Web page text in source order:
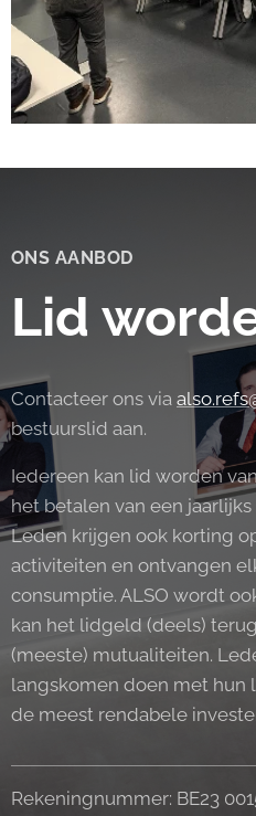
ONS AANBOD
Lid
Contacteer ons via
bestuurslid aan.
Iedereen kan lid worden
het betalen van een
Leden krijgen ook korting
activiteiten en ontvangen
consumptie. ALSO wordt
kan het lidgeld (deels)
(meeste) mutualiteiten.
langskomen doen met hun
de meest rendabele
Rekeningnummer: BE23